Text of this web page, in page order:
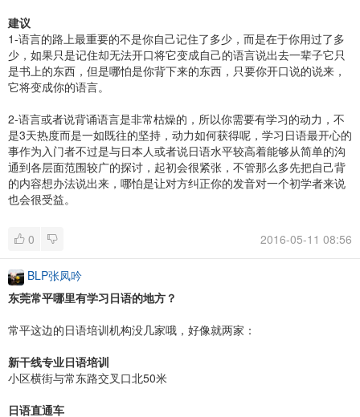
建议
1-语言的路上最重要的不是你自己记住了多少，而是在于你用过了多
少，如果只是记住却无法开口将它变成自己的语言说出去一辈子它只
是书上的东西，但是哪怕是你背下来的东西，只要你开口说的说来，
它将变成你的语言。
2-语言或者说背诵语言是非常枯燥的，所以你需要有学习的动力，不
是3天热度而是一如既往的坚持，动力如何获得呢，学习日语最开心的
事作为入门者不过是与日本人或者说日语水平较高着能够从简单的沟
通到各层面范围较广的探讨，起初会很紧张，不管那么多先把自己背
的内容想办法说出来，哪怕是让对方纠正你的发音对一个初学者来说
也会很受益。
0 2016-05-11 08:56
BLP张凤吟
东莞常平哪里有学习日语的地方？
常平这边的日语培训机构没几家哦，好像就两家：
新干线专业日语培训
小区横街与常东路交叉口北50米
日语直通车